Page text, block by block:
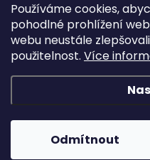
Používáme cookies,
pohodlné prohlížení
webu neustále
použitelnost. Více
Odmítnout